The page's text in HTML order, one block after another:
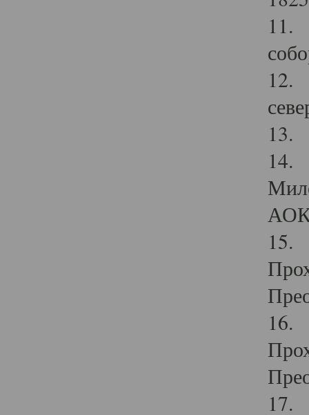
11.
12.
13.
14.
15.
16.
17.